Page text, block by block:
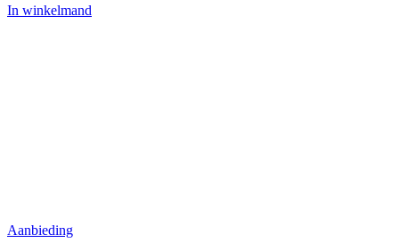
In winkelmand
Aanbieding